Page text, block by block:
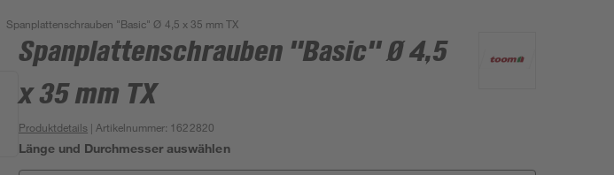
Spanplattenschrauben "Basic" Ø 4,5 x 35 mm TX
Spanplattenschrauben "Basic" Ø 4,5
x 35 mm TX
Produktdetails | Artikelnummer: 1622820
Länge und Durchmesser auswählen